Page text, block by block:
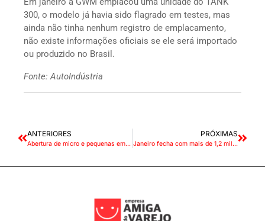
300, o modelo já havia sido flagrado em testes, mas
ainda não tinha nenhum registro de emplacamento,
não existe informações oficiais se ele será importado
ou produzido no Brasil.
Fonte: AutoIndústria
ANTERIORES
Abertura de micro e pequenas empresas tem alta de 6,6% em 2023
PRÓXIMAS
Janeiro fecha com mais de 1,2 milhão de veículos usados vendidos